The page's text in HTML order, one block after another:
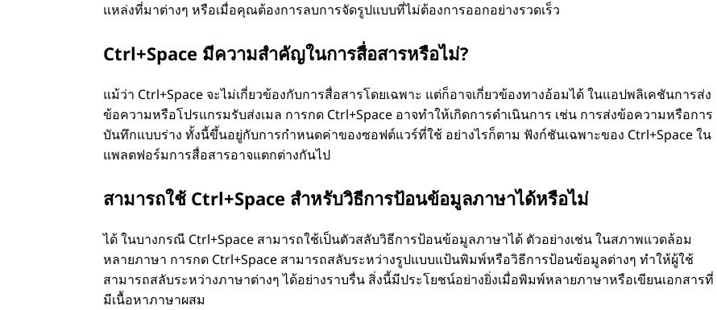
แหล่งที่มาต่างๆ หรือเมื่อคุณต้องการลบการจัดรูปแบบที่ไม่ต้องการออกอย่างรวดเร็ว
Ctrl+Space มีความสําคัญในการสื่อสารหรือไม่?
แม้ว่า Ctrl+Space จะไม่เกี่ยวข้องกับการสื่อสารโดยเฉพาะ แต่ก็อาจเกี่ยวข้องทางอ้อมได้ ในแอปพลิเคชันการส่ง
ข้อความหรือโปรแกรมรับส่งเมล การกด Ctrl+Space อาจทําให้เกิดการดําเนินการ เช่น การส่งข้อความหรือการ
บันทึกแบบร่าง ทั้งนี้ขึ้นอยู่กับการกําหนดค่าของซอฟต์แวร์ที่ใช้ อย่างไรก็ตาม ฟังก์ชันเฉพาะของ Ctrl+Space ใน
แพลตฟอร์มการสื่อสารอาจแตกต่างกันไป
สามารถใช้ Ctrl+Space สําหรับวิธีการป้อนข้อมูลภาษาได้หรือไม่
ได้ ในบางกรณี Ctrl+Space สามารถใช้เป็นตัวสลับวิธีการป้อนข้อมูลภาษาได้ ตัวอย่างเช่น ในสภาพแวดล้อม
หลายภาษา การกด Ctrl+Space สามารถสลับระหว่างรูปแบบแป้นพิมพ์หรือวิธีการป้อนข้อมูลต่างๆ ทําให้ผู้ใช้
สามารถสลับระหว่างภาษาต่างๆ ได้อย่างราบรื่น สิ่งนี้มีประโยชน์อย่างยิ่งเมื่อพิมพ์หลายภาษาหรือเขียนเอกสารที่
มีเนื้อหาภาษาผสม